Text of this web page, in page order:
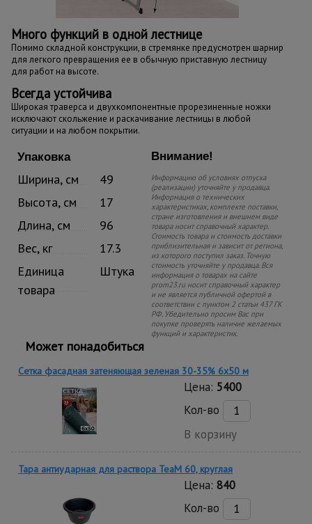
Много функций в одной лестнице
Помимо складной конструкции, в стремянке предусмотрен шарнир
для легкого превращения ее в обычную приставную лестницу
для работ на высоте.
Всегда устойчива
Широкая траверса и двухкомпонентные прорезиненные ножки
исключают скольжение и раскачивание лестницы в любой
ситуации и на любом покрытии.
Упаковка
Ширина, см
49
Высота, см
17
Длина, см
96
Вес, кг
17.3
Единица
товара
Штука
Внимание!
Информацию об условиях отпуска
(реализации) уточняйте у продавца.
Информация о технических
характеристиках, комплекте поставки,
стране изготовления и внешнем виде
товара носит справочный характер.
Стоимость товара и стоимость доставки
приблизительная и зависит от региона,
из которого поступил заказ. Точную
стоимость уточняйте у продавца. Вся
информация о товарах на сайте
prom23.ru носит справочный характер
и не является публичной офертой в
соответствии с пунктом 2 статьи 437 ГК
РФ. Убедительно просим Вас при
покупке проверять наличие желаемых
функций и характеристик.
Может понадобиться
Сетка фасадная затеняющая зеленая 30-35% 6х50 м
Цена: 5400
Кол-во
В корзину
Тара антиударная для раствора TeaM 60, круглая
Цена: 840
Кол-во